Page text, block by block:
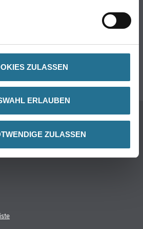
ZULASSEN
ERLAUBEN
ZULASSEN